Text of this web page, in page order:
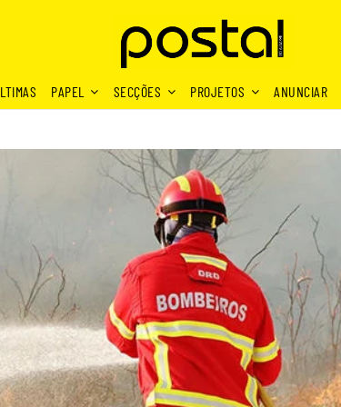
PAPEL SECÇÕES PROJETOS ANUNCIAR